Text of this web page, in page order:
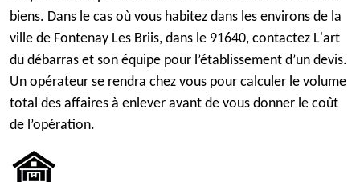
biens. Dans le cas où vous habitez dans les environs de la
ville de Fontenay Les Briis, dans le 91640, contactez L'art
du débarras et son équipe pour l’établissement d’un devis.
Un opérateur se rendra chez vous pour calculer le volume
total des affaires à enlever avant de vous donner le coût
de l’opération.